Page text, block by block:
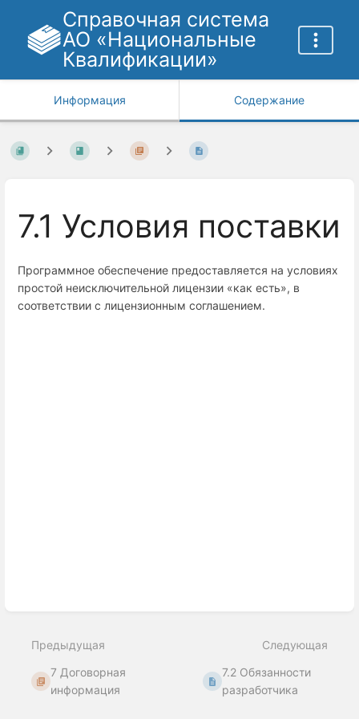
Справочная система
АО «Национальные
Квалификации»
Информация Содержание
7.1 Условия поставки
Программное обеспечение предоставляется на условиях
простой неисключительной лицензии «как есть», в
соответствии с лицензионным соглашением.
Предыдущая
7 Договорная
информация
Следующая
7.2 Обязанности
разработчика